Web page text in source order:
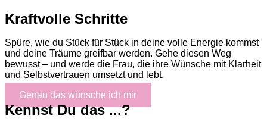
Kraftvolle Schritte
Spüre, wie du Stück für Stück in deine volle Energie kommst
und deine Träume greifbar werden. Gehe diesen Weg
bewusst – und werde die Frau, die ihre Wünsche mit Klarheit
und Selbstvertrauen umsetzt und lebt.
Genau das wünsche ich mir
Kennst Du das ...?